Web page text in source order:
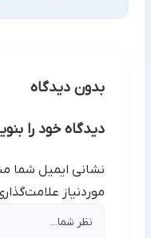
بدون دیدگاه
دیدگاه خود را
نشانی ایمیل شما
موردنیاز